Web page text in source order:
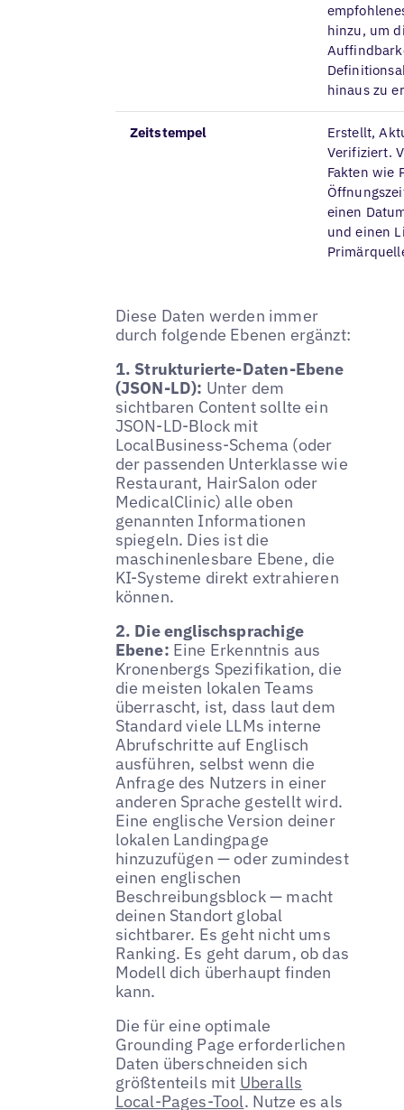
hinzu, um
hinaus zu
Zeitstempel
Erstellt,
Verifiziert.
Fakten wie
einen
und einen
Diese Daten werden immer
durch folgende Ebenen ergänzt:
1. Strukturierte-Daten-Ebene
(JSON-LD): Unter dem
sichtbaren Content sollte ein
JSON-LD-Block mit
LocalBusiness-Schema (oder
der passenden Unterklasse wie
Restaurant, HairSalon oder
MedicalClinic) alle oben
genannten Informationen
spiegeln. Dies ist die
maschinenlesbare Ebene, die
KI-Systeme direkt extrahieren
können.
2. Die englischsprachige
Ebene: Eine Erkenntnis aus
Kronenbergs Spezifikation, die
die meisten lokalen Teams
überrascht, ist, dass laut dem
Standard viele LLMs interne
Abrufschritte auf Englisch
ausführen, selbst wenn die
Anfrage des Nutzers in einer
anderen Sprache gestellt wird.
Eine englische Version deiner
lokalen Landingpage
hinzuzufügen — oder zumindest
einen englischen
Beschreibungsblock — macht
deinen Standort global
sichtbarer. Es geht nicht ums
Ranking. Es geht darum, ob das
Modell dich überhaupt finden
kann.
Die für eine optimale
Grounding Page erforderlichen
Daten überschneiden sich
größtenteils mit Uberalls
Local-Pages-Tool. Nutze es als